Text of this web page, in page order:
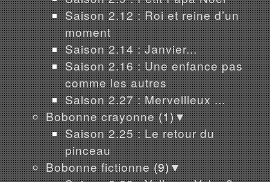
Saison 2.12 : Roi et reine d’un
moment
Saison 2.14 : Janvier...
Saison 2.16 : Une enfance pas
comme les autres
Saison 2.27 : Merveilleux ...
Bobonne crayonne (1)▼
Saison 2.25 : Le retour du
pinceau
Bobonne fictionne (9)▼